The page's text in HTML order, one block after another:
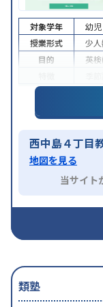
対象学年 幼児
授業形式
少
目的
英
季
西中島４丁目
地図を見る
当サイト
類塾